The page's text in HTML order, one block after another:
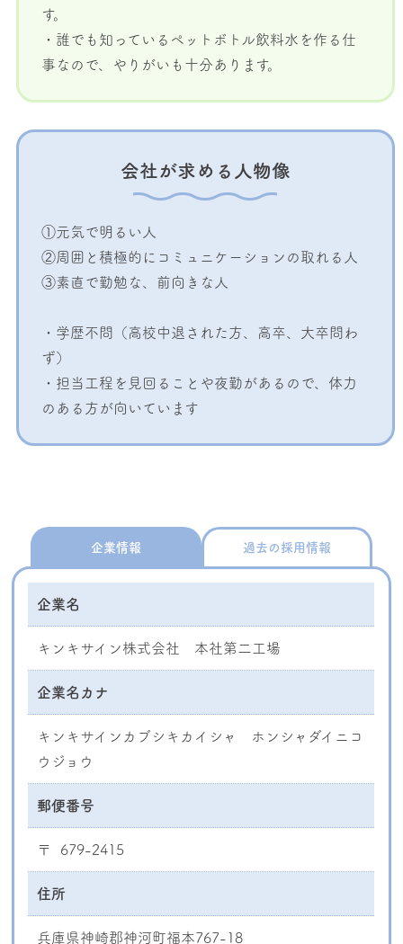
す。
・誰でも知っているペットボトル飲料水を作る仕
事なので、やりがいも十分あります。
会社が求める人物像
①元気で明るい人
②周囲と積極的にコミュニケーションの取れる人
③素直で勤勉な、前向きな人
・学歴不問（高校中退された方、高卒、大卒問わ
ず）
・担当工程を見回ることや夜勤があるので、体力
のある方が向いています
企業情報 過去の採用情報
企業名
キンキサイン株式会社 本社第二工場
企業名カナ
キンキサインカブシキカイシャ ホンシャダイニコ
ウジョウ
郵便番号
〒 679-2415
住所
兵庫県神崎郡神河町福本767-18